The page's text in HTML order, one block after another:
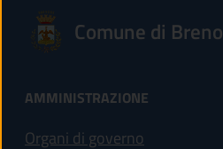
Comune di Breno
AMMINISTRAZIONE
Organi di governo